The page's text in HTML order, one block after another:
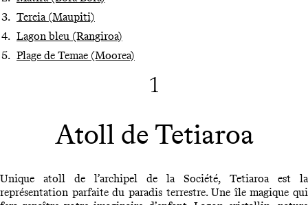
Tereia (Maupiti)
Lagon bleu (Rangiroa)
Plage de Temae (Moorea)
1
Atoll de Tetiaroa
Unique atoll de l’archipel de la Société, Tetiaroa est la
représentation parfaite du paradis terrestre. Une île magique qui